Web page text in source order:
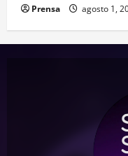
Prensa agosto 1,